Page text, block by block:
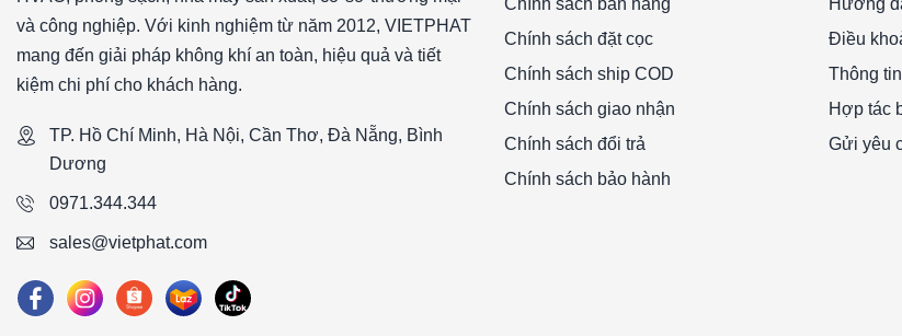
và công nghiệp. Với kinh nghiệm từ năm 2012, VIETPHAT
mang đến giải pháp không khí an toàn, hiệu quả và tiết
kiệm chi phí cho khách hàng.
TP. Hồ Chí Minh, Hà Nội, Cần Thơ, Đà Nẵng, Bình
Dương
0971.344.344
sales@vietphat.com
Chính sách đặt cọc
Chính sách ship COD
Chính sách giao nhận
Chính sách đổi trả
Chính sách bảo hành
Điều
Thông
Hợp tác
Gửi yêu